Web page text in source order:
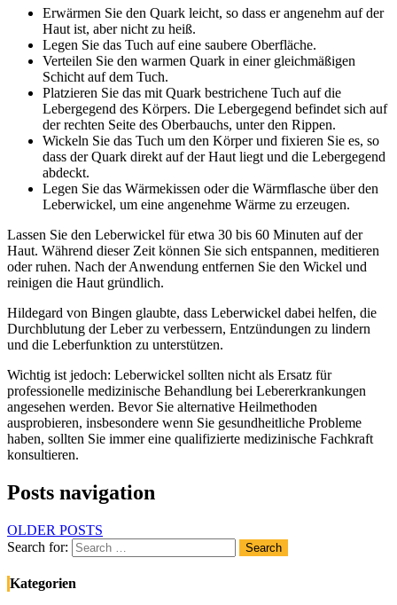
Erwärmen Sie den Quark leicht, so dass er angenehm auf der
Haut ist, aber nicht zu heiß.
Legen Sie das Tuch auf eine saubere Oberfläche.
Verteilen Sie den warmen Quark in einer gleichmäßigen
Schicht auf dem Tuch.
Platzieren Sie das mit Quark bestrichene Tuch auf die
Lebergegend des Körpers. Die Lebergegend befindet sich auf
der rechten Seite des Oberbauchs, unter den Rippen.
Wickeln Sie das Tuch um den Körper und fixieren Sie es, so
dass der Quark direkt auf der Haut liegt und die Lebergegend
abdeckt.
Legen Sie das Wärmekissen oder die Wärmflasche über den
Leberwickel, um eine angenehme Wärme zu erzeugen.
Lassen Sie den Leberwickel für etwa 30 bis 60 Minuten auf der
Haut. Während dieser Zeit können Sie sich entspannen, meditieren
oder ruhen. Nach der Anwendung entfernen Sie den Wickel und
reinigen die Haut gründlich.
Hildegard von Bingen glaubte, dass Leberwickel dabei helfen, die
Durchblutung der Leber zu verbessern, Entzündungen zu lindern
und die Leberfunktion zu unterstützen.
Wichtig ist jedoch: Leberwickel sollten nicht als Ersatz für
professionelle medizinische Behandlung bei Lebererkrankungen
angesehen werden. Bevor Sie alternative Heilmethoden
ausprobieren, insbesondere wenn Sie gesundheitliche Probleme
haben, sollten Sie immer eine qualifizierte medizinische Fachkraft
konsultieren.
Posts navigation
OLDER POSTS
Search for:
Search
Kategorien